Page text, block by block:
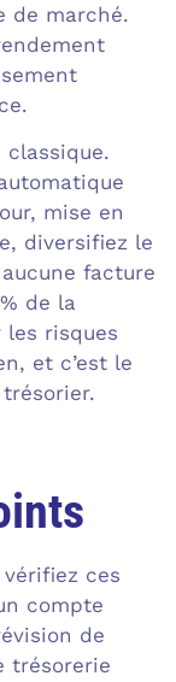
de marché.
classique.
mise en
diversifiez le
facture
de la
les risques
et c’est le
ces
compte
de
trésorerie